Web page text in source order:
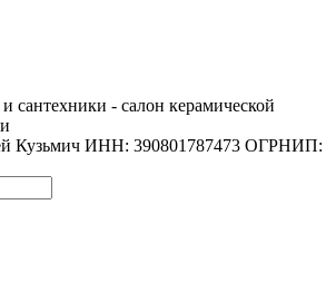
сантехники - салон керамической
Кузьмич ИНН: 390801787473 ОГРНИП: